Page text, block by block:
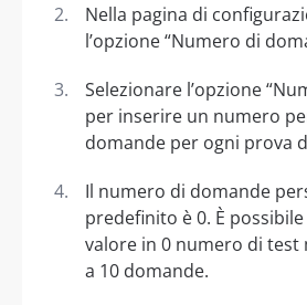
Nella pagina di
l’opzione “Numero di
Selezionare l’opzione
per inserire un numero
domande per ogni prova
Il numero di domande
predefinito è 0. È
valore in 0 numero di test
a 10 domande.